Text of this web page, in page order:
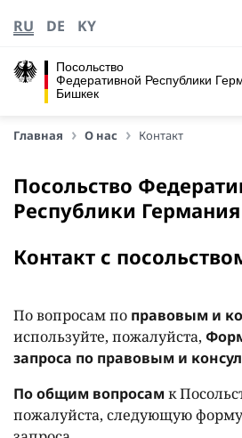
Посольство
Федеративной Республики
Бишкек
RU DE KY
Главная О нас Контакт
Посольство
Республики
Контакт с
По вопросам по правовым и
используйте, пожалуйста,
запроса по правовым и
По общим вопросамк
пожалуйста, следующую